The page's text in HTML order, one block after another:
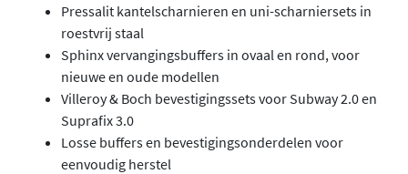
Pressalit kantelscharnieren en uni-scharniersets in
roestvrij staal
Sphinx vervangingsbuffers in ovaal en rond, voor
nieuwe en oude modellen
Villeroy & Boch bevestigingssets voor Subway 2.0 en
Suprafix 3.0
Losse buffers en bevestigingsonderdelen voor
eenvoudig herstel